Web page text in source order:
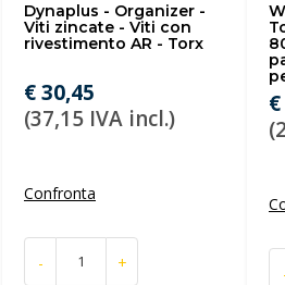
Dynaplus - Organizer -
Viti zincate - Viti con
rivestimento AR - Torx
€ 30,45
(37,15 IVA incl.)
Confronta
- +